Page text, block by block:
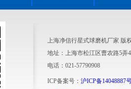
上海净信行星式球磨机厂家 版
地址：上海市松江区曹农路5弄
电话：021-57790908
ICP备案号： 沪ICP备14048887